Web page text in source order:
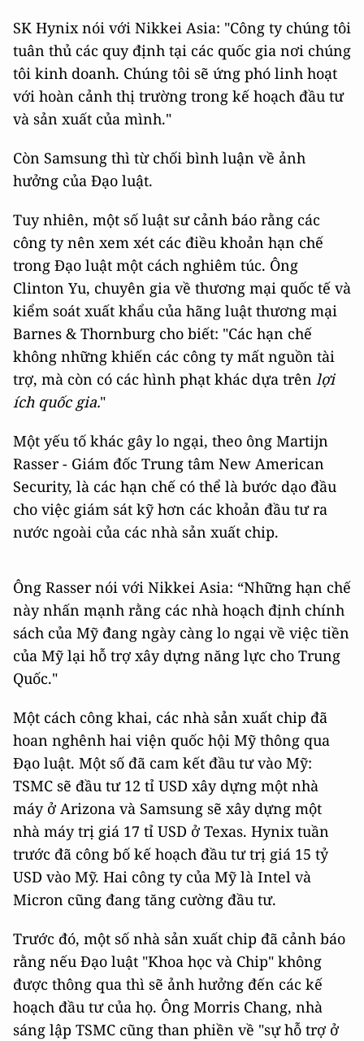
SK Hynix nói với Nikkei Asia: "Công ty chúng tôi
tuân thủ các quy định tại các quốc gia nơi chúng
tôi kinh doanh. Chúng tôi sẽ ứng phó linh hoạt
với hoàn cảnh thị trường trong kế hoạch đầu tư
và sản xuất của mình."
Còn Samsung thì từ chối bình luận về ảnh
hưởng của Đạo luật.
Tuy nhiên, một số luật sư cảnh báo rằng các
công ty nên xem xét các điều khoản hạn chế
trong Đạo luật một cách nghiêm túc. Ông
Clinton Yu, chuyên gia về thương mại quốc tế và
kiểm soát xuất khẩu của hãng luật thương mại
Barnes & Thornburg cho biết: "Các hạn chế
không những khiến các công ty mất nguồn tài
trợ, mà còn có các hình phạt khác dựa trên lợi
ích quốc gia."
Một yếu tố khác gây lo ngại, theo ông Martijn
Rasser - Giám đốc Trung tâm New American
Security, là các hạn chế có thể là bước dạo đầu
cho việc giám sát kỹ hơn các khoản đầu tư ra
nước ngoài của các nhà sản xuất chip.
Ông Rasser nói với Nikkei Asia: “Những hạn chế
này nhấn mạnh rằng các nhà hoạch định chính
sách của Mỹ đang ngày càng lo ngại về việc tiền
của Mỹ lại hỗ trợ xây dựng năng lực cho Trung
Quốc."
Một cách công khai, các nhà sản xuất chip đã
hoan nghênh hai viện quốc hội Mỹ thông qua
Đạo luật. Một số đã cam kết đầu tư vào Mỹ:
TSMC sẽ đầu tư 12 tỉ USD xây dựng một nhà
máy ở Arizona và Samsung sẽ xây dựng một
nhà máy trị giá 17 tỉ USD ở Texas. Hynix tuần
trước đã công bố kế hoạch đầu tư trị giá 15 tỷ
USD vào Mỹ. Hai công ty của Mỹ là Intel và
Micron cũng đang tăng cường đầu tư.
Trước đó, một số nhà sản xuất chip đã cảnh báo
rằng nếu Đạo luật "Khoa học và Chip" không
được thông qua thì sẽ ảnh hưởng đến các kế
hoạch đầu tư của họ. Ông Morris Chang, nhà
sáng lập TSMC cũng than phiền về "sự hỗ trợ ở